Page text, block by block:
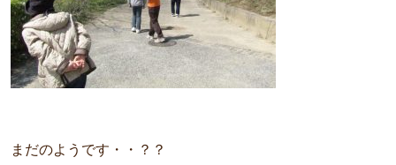
まだのようです・・？？